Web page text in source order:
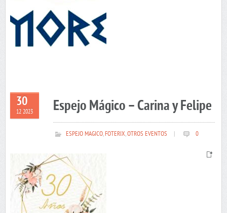
30
12 2023 Espejo Mágico – Carina y Felipe
ESPEJO MAGICO,FOTERIX,OTROS EVENTOS 0